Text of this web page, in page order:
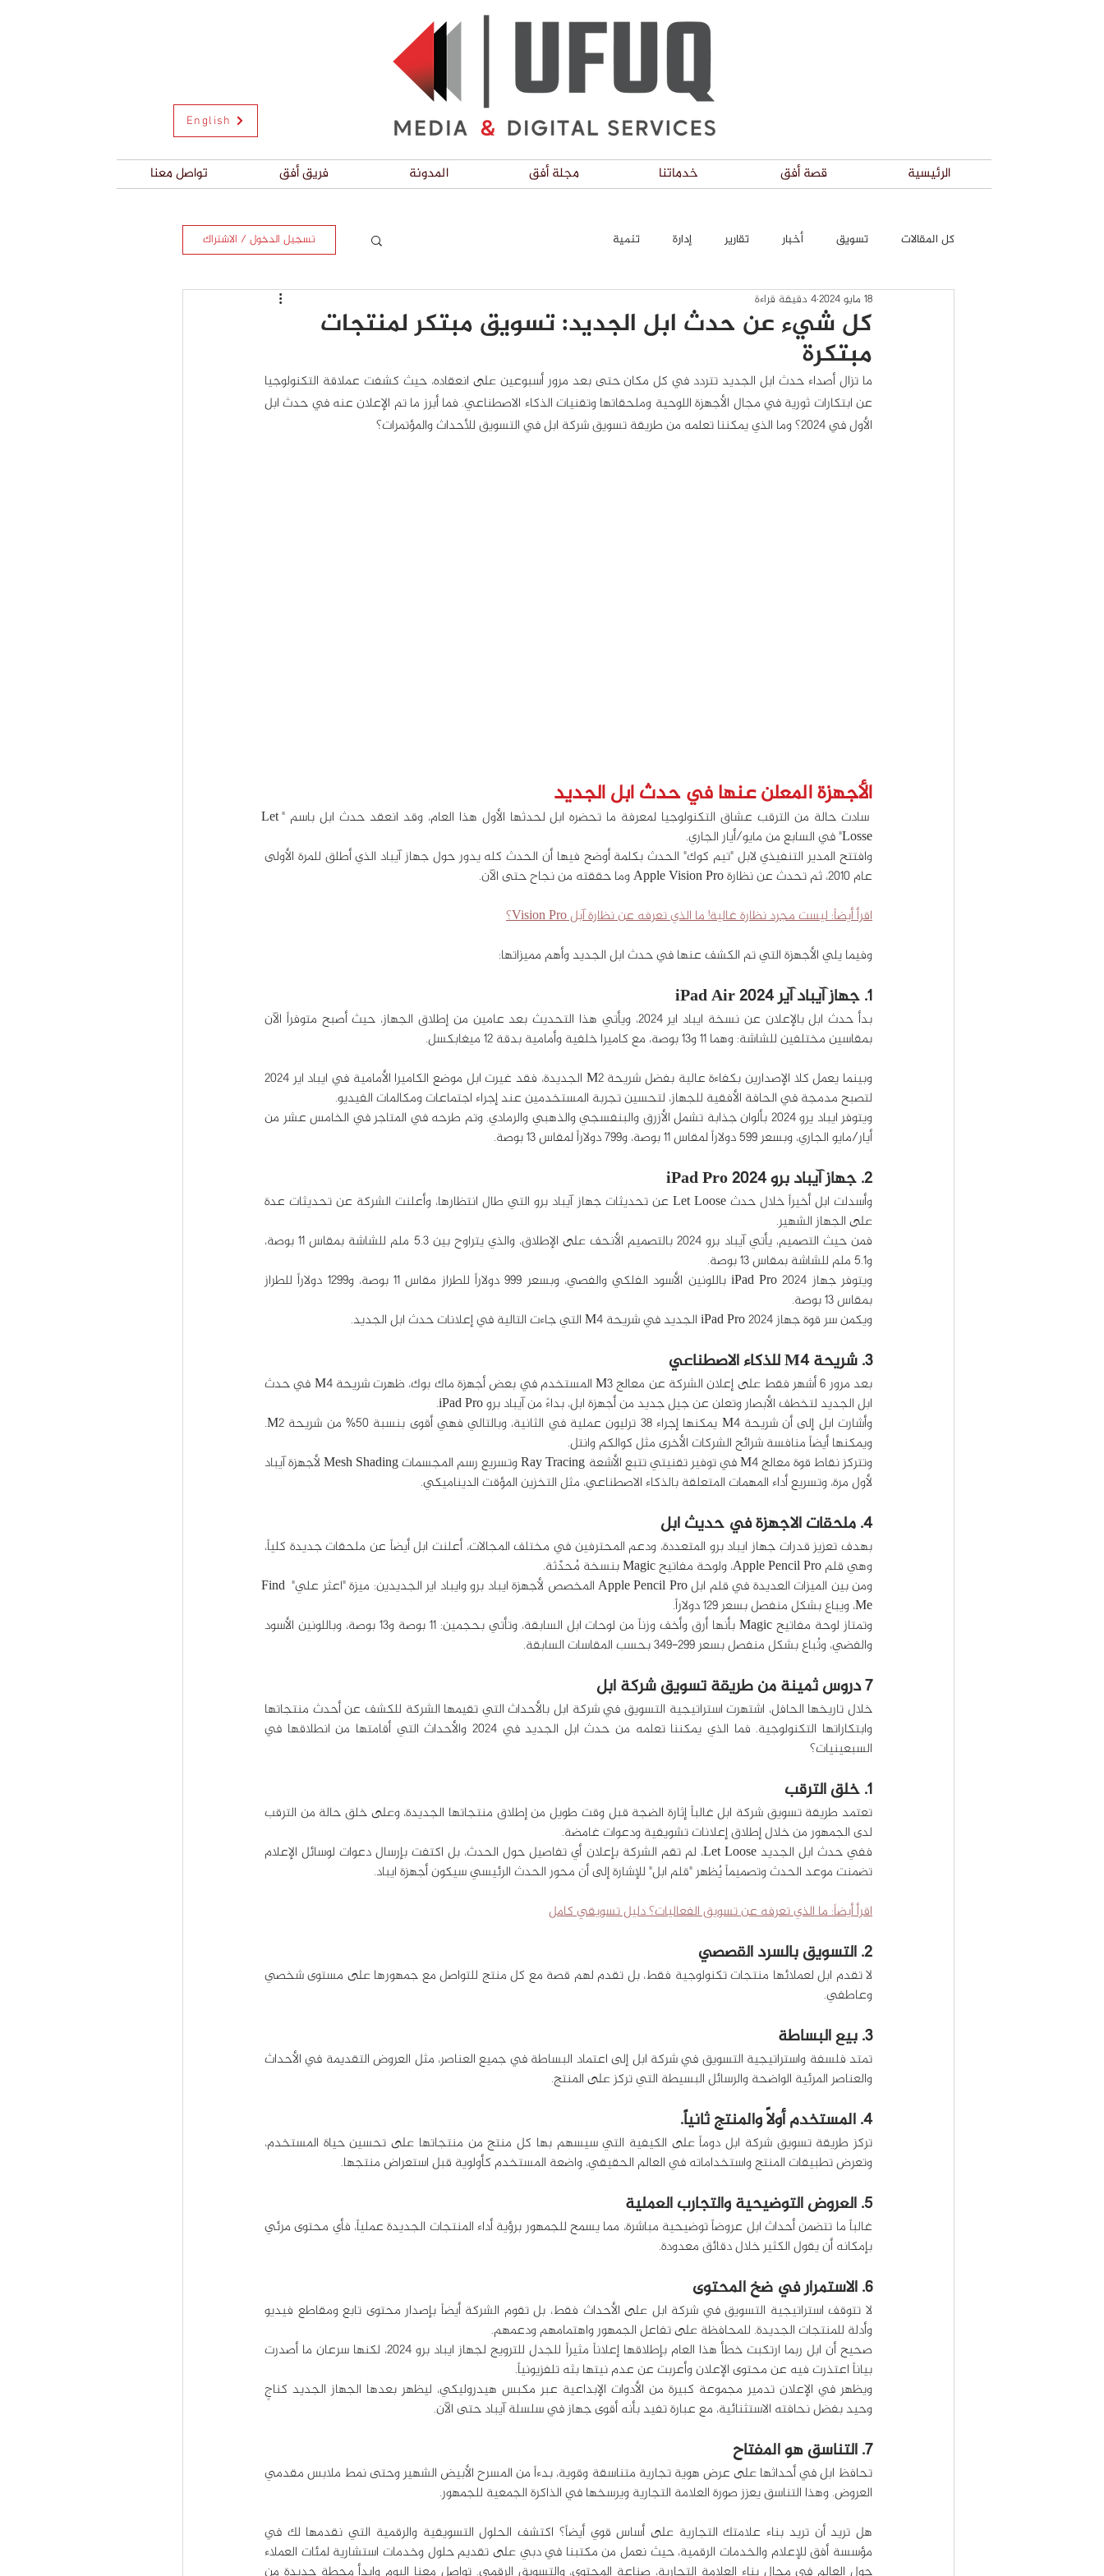
English
الرئيسية قصة أفق خدماتنا مجلة أفق المدونة فريق أفق تواصل معنا
كل المقالات تسويق أخبار تقارير إدارة تنمية تسجيل الدخول / الاشتراك
كل شيء عن حدث ابل الجديد: تسويق مبتكر لمنتجات
مبتكرة
18 مايو 2024 4 دقيقة قراءة
الأول في 2024؟ وما الذي يمكننا تعلمه من طريقة تسويق شركة ابل في التسويق للأحداث والمؤتمرات؟
الأجهزة المعلن عنها في حدث ابل الجديد
سادت حالة من الترقب عشاق التكنولوجيا لمعرفة ما تحضره ابل لحدثها الأول هذا العام، وقد انعقد حدث ابل باسم "Let
Losse" في السابع من مايو/أيار الجاري.
عام 2010، ثم تحدث عن نظارة Apple Vision Pro وما حققته من نجاح حتى الآن.
اقرأ أيضاً: ليست مجرد نظارة غالية! ما الذي تعرفه عن نظارة آبل Vision Pro؟
وفيما يلي الأجهزة التي تم الكشف عنها في حدث ابل الجديد وأهم مميزاتها:
1. جهاز آيباد آير iPad Air 2024
بمقاسين مختلفين للشاشة: وهما 11 و13 بوصة، مع كاميرا خلفية وأمامية بدقة 12 ميغابكسل.
لتصبح مدمجة في الحافة الأفقية للجهاز، لتحسين تجربة المستخدمين عند إجراء اجتماعات ومكالمات الفيديو.
أيار/مايو الجاري، وبسعر 599 دولاراً لمقاس 11 بوصة، و799 دولاراً لمقاس 13 بوصة.
2. جهاز آيباد برو iPad Pro 2024
على الجهاز الشهير.
و5.1 ملم للشاشة بمقاس 13 بوصة.
ويتوفر جهاز iPad Pro 2024 باللونين الأسود الفلكي والفصي، وبسعر 999 دولاراً للطراز مقاس 11 بوصة، و1299 دولاراً للطراز
بمقاس 13 بوصة.
ويكمن سر قوة جهاز iPad Pro 2024 الجديد في شريحة M4 التي جاءت التالية في إعلانات حدث ابل الجديد.
3. شريحة M4 للذكاء الاصطناعي
ابل الجديد لتخطف الأبصار وتعلن عن جيل جديد من أجهزة ابل، بداءً من آيباد برو iPad Pro.
ويمكنها أيضاً منافسة شرائح الشركات الأخرى مثل كوالكم وانتل.
لأول مرة، وتسريع أداء المهمات المتعلقة بالذكاء الاصطناعي، مثل التخزين المؤقت الديناميكي.
4. ملحقات الاجهزة في حديث ابل
وهي قلم Apple Pencil Pro، ولوحة مفاتيح Magic بنسخة مُحدَّثة.
ومن بين الميزات العديدة في قلم ابل Apple Pencil Pro المخصص لأجهزة ايباد برو وايباد اير الجديدين: ميزة "اعثر علي" Find
Me، ويباع بشكل منفصل بسعر 129 دولاراً.
والفضي، وتُباع بشكل منفصل بسعر 299-349 بحسب المقاسات السابقة.
7 دروس ثمينة من طريقة تسويق شركة ابل
السبعينيات؟
1. خلق الترقب
لدى الجمهور من خلال إطلاق إعلانات تشويقية ودعوات غامضة.
تضمنت موعد الحدث وتصميماً يُظهر "قلم ابل" للإشارة إلى أن محور الحدث الرئيسي سيكون أجهزة ايباد.
اقرأ أيضاً: ما الذي تعرفه عن تسويق الفعاليات؟ دليل تسويقي كامل
2. التسويق بالسرد القصصي
وعاطفي.
3. بيع البساطة
والعناصر المرئية الواضحة والرسائل البسيطة التي تركز على المنتج.
4. المستخدم أولاً والمنتج ثانياً.
وتعرض تطبيقات المنتج واستخداماته في العالم الحقيقي، واضعة المستخدم كأولوية قبل استعراض منتجها.
5. العروض التوضيحية والتجارب العملية
بإمكانه أن يقول الكثير خلال دقائق معدودة.
6. الاستمرار في ضخ المحتوى
وأدلة للمنتجات الجديدة. للمحافظة على تفاعل الجمهور واهتمامهم ودعمهم.
بياناً اعتذرت فيه عن محتوى الإعلان وأعربت عن عدم نيتها بثه تلفزيونياً.
وحيد بفضل نحافته الاستثنائية، مع عبارة تفيد بأنه أقوى جهاز في سلسلة آيباد حتى الآن.
7. التناسق هو المفتاح
العروض. وهذا التناسق يعزز صورة العلامة التجارية ويرسخها في الذاكرة الجمعية للجمهور.